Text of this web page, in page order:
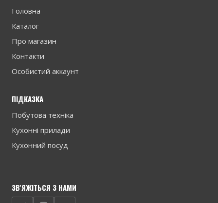
Головна
Каталог
Про магазин
Контакти
Особистий аккаунт
ПІДКАЗКА
Побутова техніка
Кухонні прилади
Кухонний посуд
ЗВ'ЯЖІТЬСЯ З НАМИ